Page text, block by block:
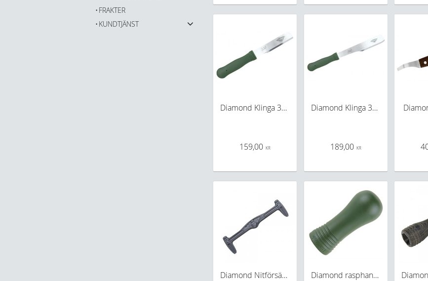
Diamond Klinga 330mm
159,00 KR
Diamond Klinga 360mm
189,00 KR
Diamond Nitförsänkare Diamond rasphandtag
FRAKTER
KUNDTJÄNST